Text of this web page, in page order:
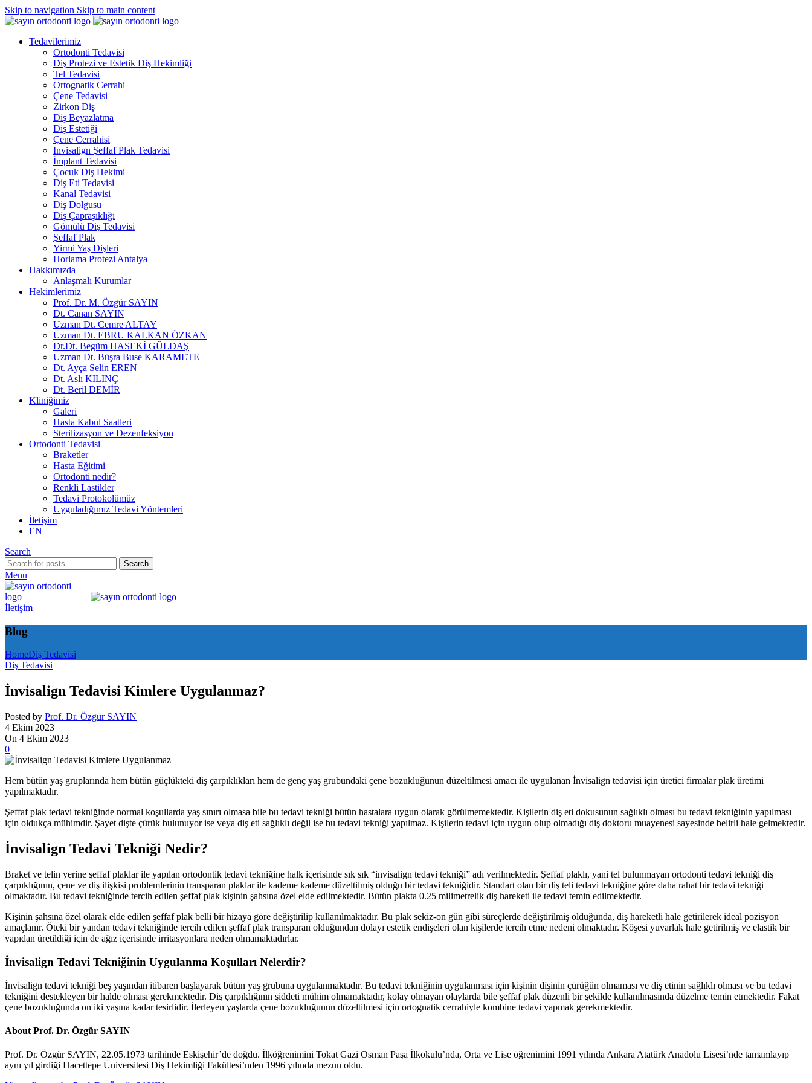
Skip to navigation Skip to main content
Tedavilerimiz
Ortodonti Tedavisi
Diş Protezi ve Estetik Diş Hekimliği
Tel Tedavisi
Ortognatik Cerrahi
Çene Tedavisi
Zirkon Diş
Diş Beyazlatma
Diş Estetiği
Çene Cerrahisi
Invisalign Şeffaf Plak Tedavisi
İmplant Tedavisi
Çocuk Diş Hekimi
Diş Eti Tedavisi
Kanal Tedavisi
Diş Dolgusu
Diş Çapraşıklığı
Gömülü Diş Tedavisi
Şeffaf Plak
Yirmi Yaş Dişleri
Horlama Protezi Antalya
Hakkımızda
Anlaşmalı Kurumlar
Hekimlerimiz
Prof. Dr. M. Özgür SAYIN
Dt. Canan SAYIN
Uzman Dt. Cemre ALTAY
Uzman Dt. EBRU KALKAN ÖZKAN
Dr.Dt. Begüm HASEKİ GÜLDAŞ
Uzman Dt. Büşra Buse KARAMETE
Dt. Ayça Selin EREN
Dt. Aslı KILINÇ
Dt. Beril DEMİR
Kliniğimiz
Galeri
Hasta Kabul Saatleri
Sterilizasyon ve Dezenfeksiyon
Ortodonti Tedavisi
Braketler
Hasta Eğitimi
Ortodonti nedir?
Renkli Lastikler
Tedavi Protokolümüz
Uyguladığımız Tedavi Yöntemleri
İletişim
EN
Search
Search
Menu
İletişim
Blog
HomeDiş Tedavisi
Diş Tedavisi
İnvisalign Tedavisi Kimlere Uygulanmaz?
Posted by Prof. Dr. Özgür SAYIN
4 Ekim 2023
On 4 Ekim 2023
0
Hem bütün yaş gruplarında hem bütün güçlükteki diş çarpıklıkları hem de genç yaş grubundaki çene bozukluğunun düzeltilmesi amacı ile uygulanan İnvisalign tedavisi için üretici firmalar plak üretimi
yapılmaktadır.
Şeffaf plak tedavi tekniğinde normal koşullarda yaş sınırı olmasa bile bu tedavi tekniği bütün hastalara uygun olarak görülmemektedir. Kişilerin diş eti dokusunun sağlıklı olması bu tedavi tekniğinin yapılması
için oldukça mühimdir. Şayet dişte çürük bulunuyor ise veya diş eti sağlıklı değil ise bu tedavi tekniği yapılmaz. Kişilerin tedavi için uygun olup olmadığı diş doktoru muayenesi sayesinde belirli hale gelmektedir.
İnvisalign Tedavi Tekniği Nedir?
Braket ve telin yerine şeffaf plaklar ile yapılan ortodontik tedavi tekniğine halk içerisinde sık sık “invisalign tedavi tekniği” adı verilmektedir. Şeffaf plaklı, yani tel bulunmayan ortodonti tedavi tekniği diş
çarpıklığının, çene ve diş ilişkisi problemlerinin transparan plaklar ile kademe kademe düzeltilmiş olduğu bir tedavi tekniğidir. Standart olan bir diş teli tedavi tekniğine göre daha rahat bir tedavi tekniği
olmaktadır. Bu tedavi tekniğinde tercih edilen şeffaf plak kişinin şahsına özel elde edilmektedir. Bütün plakta 0.25 milimetrelik diş hareketi ile tedavi temin edilmektedir.
Kişinin şahsına özel olarak elde edilen şeffaf plak belli bir hizaya göre değiştirilip kullanılmaktadır. Bu plak sekiz-on gün gibi süreçlerde değiştirilmiş olduğunda, diş hareketli hale getirilerek ideal pozisyon
amaçlanır. Öteki bir yandan tedavi tekniğinde tercih edilen şeffaf plak transparan olduğundan dolayı estetik endişeleri olan kişilerde tercih etme nedeni olmaktadır. Köşesi yuvarlak hale getirilmiş ve elastik bir
yapıdan üretildiği için de ağız içerisinde irritasyonlara neden olmamaktadırlar.
İnvisalign Tedavi Tekniğinin Uygulanma Koşulları Nelerdir?
İnvisalign tedavi tekniği beş yaşından itibaren başlayarak bütün yaş grubuna uygulanmaktadır. Bu tedavi tekniğinin uygulanması için kişinin dişinin çürüğün olmaması ve diş etinin sağlıklı olması ve bu tedavi
tekniğini destekleyen bir halde olması gerekmektedir. Diş çarpıklığının şiddeti mühim olmamaktadır, kolay olmayan olaylarda bile şeffaf plak düzenli bir şekilde kullanılmasında düzelme temin etmektedir. Fakat
çene bozukluğunda on iki yaşına kadar tesirlidir. İlerleyen yaşlarda çene bozukluğunun düzeltilmesi için ortognatik cerrahiyle kombine tedavi yapmak gerekmektedir.
About Prof. Dr. Özgür SAYIN
Prof. Dr. Özgür SAYIN, 22.05.1973 tarihinde Eskişehir’de doğdu. İlköğrenimini Tokat Gazi Osman Paşa İlkokulu’nda, Orta ve Lise öğrenimini 1991 yılında Ankara Atatürk Anadolu Lisesi’nde tamamlayıp
aynı yıl girdiği Hacettepe Üniversitesi Diş Hekimliği Fakültesi’nden 1996 yılında mezun oldu.